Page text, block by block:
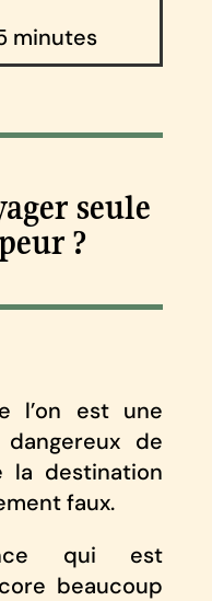
minutes
seule
?
l’on est une
de
la destination
faux.
qui est
beaucoup